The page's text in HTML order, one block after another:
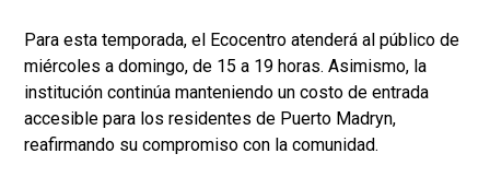
Para esta temporada, el Ecocentro atenderá al público de
miércoles a domingo, de 15 a 19 horas. Asimismo, la
institución continúa manteniendo un costo de entrada
accesible para los residentes de Puerto Madryn,
reafirmando su compromiso con la comunidad.